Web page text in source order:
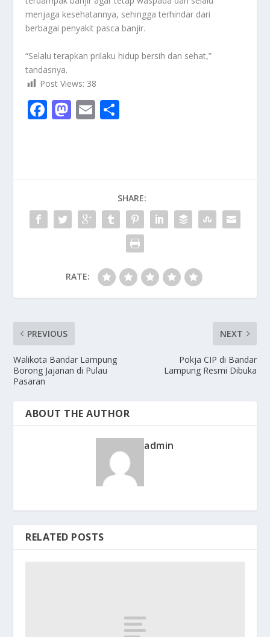
menjaga kesehatannya, sehingga terhindar dari
berbagai penyakit pasca banjir.
“Selalu terapkan prilaku hidup bersih dan sehat,”
tandasnya.
Post Views: 38
F
o
o
k
M
o
n
E
SHARE:
RATE:
PREVIOUS
Walikota Bandar Lampung
Borong Jajanan di Pulau
Pasaran
NEXT
Pokja CIP di Bandar
Lampung Resmi Dibuka
ABOUT THE AUTHOR
admin
RELATED POSTS